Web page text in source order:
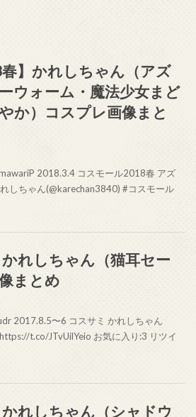
春】かれしちゃん（アズ
ウォーム・魔法少女まど
か）コスプレ画像まと
2018.3.4 コスモール2018春 アズ
しちゃん(@karechan3840) #コスモール
かれしちゃん（猫耳セー
まとめ
2017.8.5〜6 コスサミ かれしちゃん
t.co/JTvUilYeio お気に入り:3 リツイ
かれしちゃん（シャドウ